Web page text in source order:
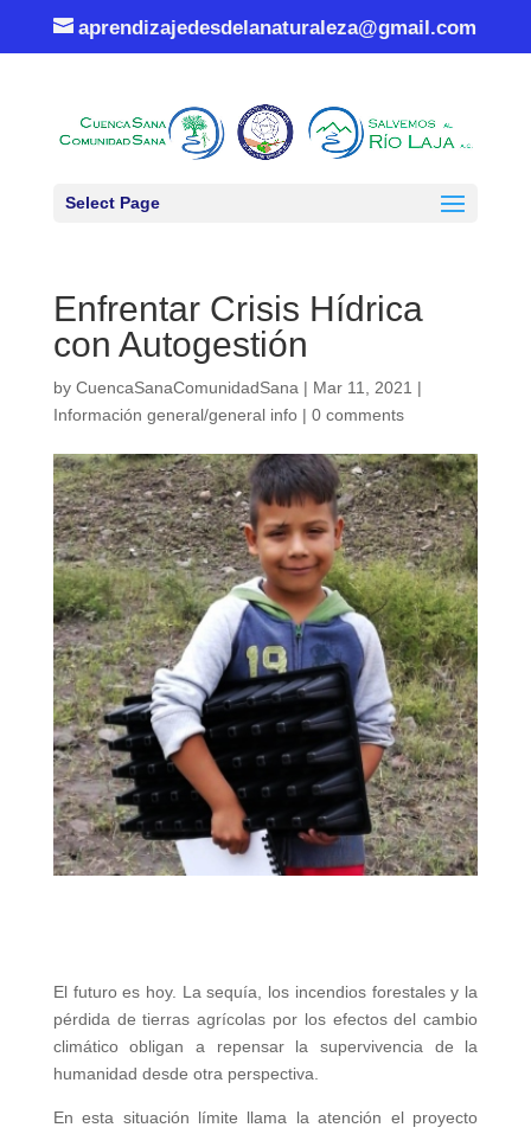
aprendizajedesdelanaturaleza@gmail.com
Select Page
Enfrentar Crisis Hídrica
con Autogestión
by CuencaSanaComunidadSana | Mar 11, 2021 |
Información general/general info| 0 comments
El futuro es hoy. La sequía, los incendios forestales y la
pérdida de tierras agrícolas por los efectos del cambio
climático obligan a repensar la supervivencia de la
humanidad desde otra perspectiva.
En esta situación límite llama la atención el proyecto